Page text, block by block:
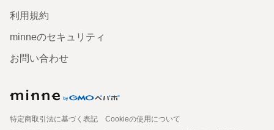
利用規約
minneのセキュリティ
お問い合わせ
特定商取引法に基づく表記
Cookieの使用について